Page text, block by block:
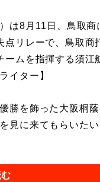
は8月11日、鳥取商
リレーで、鳥取商
ムを指揮する須江
イター】
勝を飾った大阪桐
見に来てもらいた